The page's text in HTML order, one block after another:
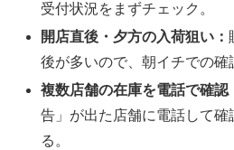
受付状況をまずチェック。
開店直後・夕方の入荷狙い：
後が多いので、朝イチでの確
複数店舗の在庫を電話で確認
告」が出た店舗に電話して
る。